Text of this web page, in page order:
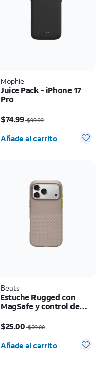
Mophie
Juice Pack - iPhone 17
Pro
$74.99$99.99
Cantidad seleccionada: 0
Añade al carrito
Beats
Estuche Rugged con
MagSafe y control de
$25.00$69.00
Cantidad seleccionada: 0
Añade al carrito